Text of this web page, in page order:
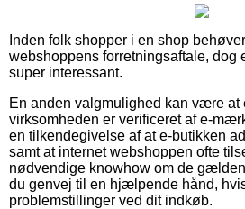
Inden folk shopper i en shop
webshoppens forretningsaftale, dog
super interessant.
En anden valgmulighed kan være at
virksomheden er verificeret af e-
en tilkendegivelse af at e-butikken
samt at internet webshoppen ofte
nødvendige knowhow om de
du genvej til en hjælpende hånd,
problemstillinger ved dit indkøb.